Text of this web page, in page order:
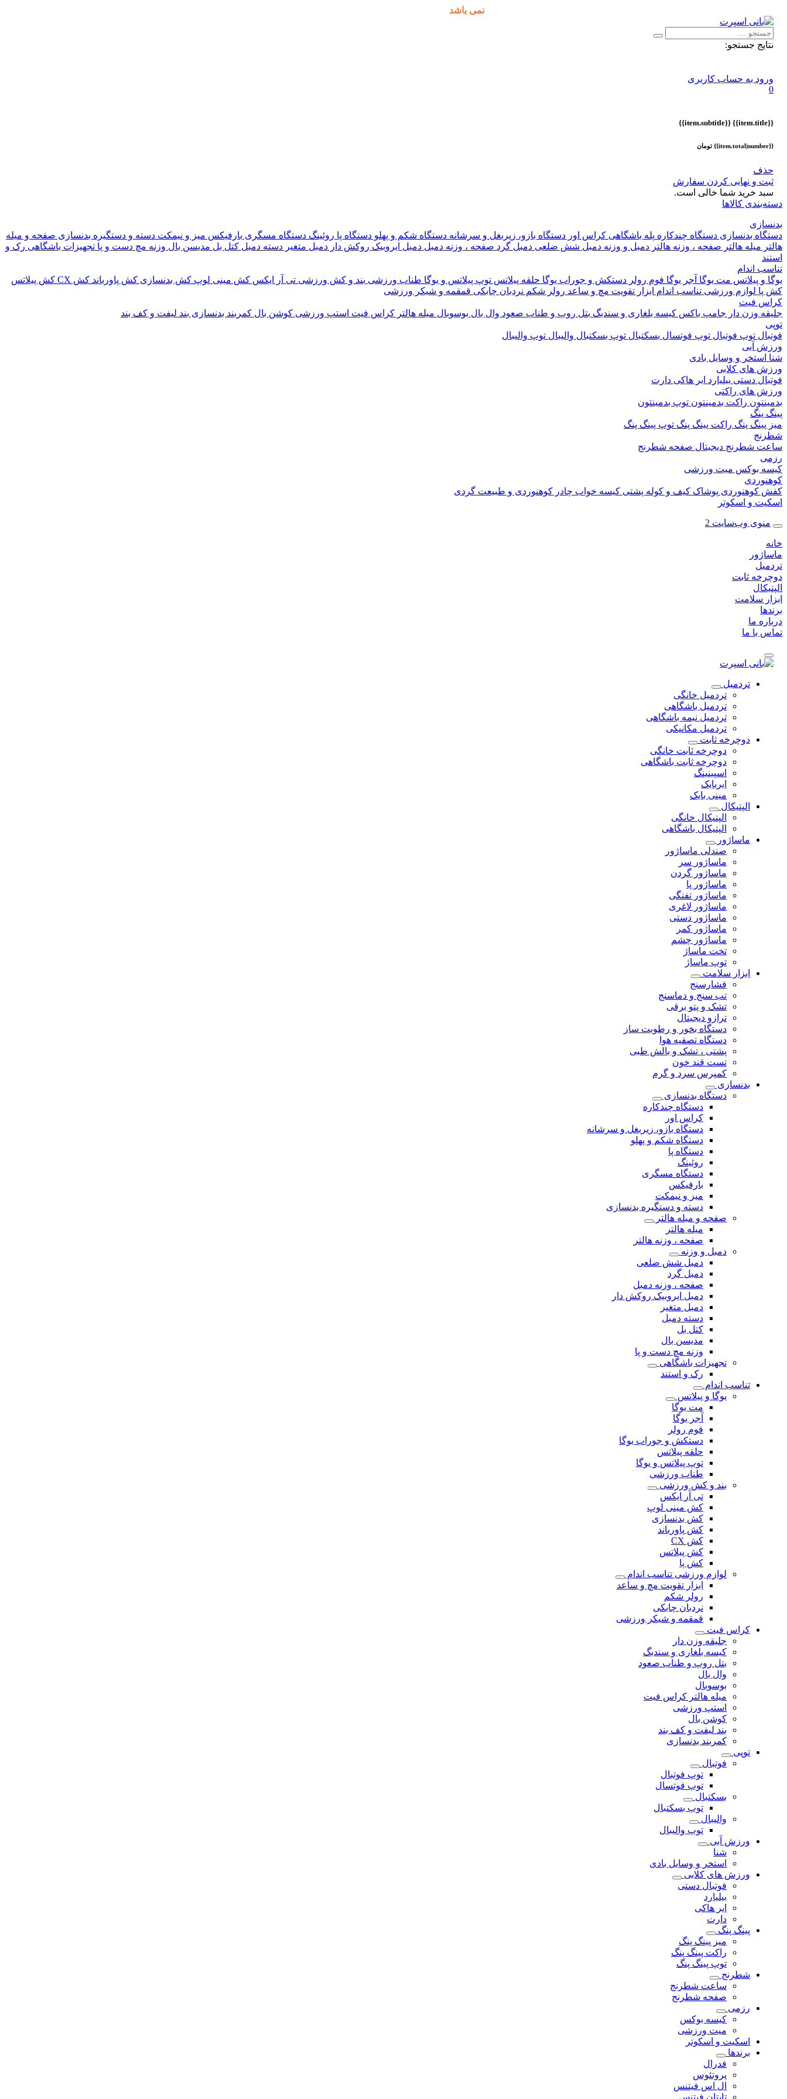
نمی باشد
نتایج جستجو:
ورود به حساب کاربری
0
{{item.title}}
{{item.subtitle}}
{{item.total|number}} تومان
حذف
ثبت و نهایی کردن سفارش
سبد خرید شما خالی است.
دسته‌بندی کالاها
بدنسازی
دستگاه بدنسازی دستگاه چندکاره پله باشگاهی کراس اور دستگاه بازو، زیربغل و سرشانه دستگاه شکم و پهلو دستگاه پا روئینگ دستگاه مسگری بارفیکس میز و نیمکت دسته و دستگیره بدنسازی صفحه و میله
هالتر میله هالتر صفحه ، وزنه هالتر دمبل و وزنه دمبل شش ضلعی دمبل گرد صفحه ، وزنه دمبل دمبل ایروبیک روکش دار دمبل متغیر دسته دمبل کتل بل مدیسن بال وزنه مچ دست و پا تجهیزات باشگاهی رک و
استند
تناسب اندام
یوگا و پیلاتس مت یوگا آجر یوگا فوم رولر دستکش و جوراب یوگا حلقه پیلاتس توپ پیلاتس و یوگا طناب ورزشی بند و کش ورزشی تی آر ایکس کش مینی لوپ کش بدنسازی کش پاورباند کش CX
کش پیلاتس
کش پا لوازم ورزشی تناسب اندام ابزار تقویت مچ و ساعد رولر شکم نردبان چابکی قمقمه و شیکر ورزشی
کراس فیت
جلیقه وزن دار جامپ باکس کیسه بلغاری و سندبگ بتل روپ و طناب صعود وال بال بوسوبال میله هالتر کراس فیت استپ ورزشی کوشن بال کمربند بدنسازی بند لیفت و کف بند
توپی
فوتبال توپ فوتبال توپ فوتسال بسکتبال توپ بسکتبال والیبال توپ والیبال
ورزش آبی
شنا استخر و وسایل بادی
ورزش های کلابی
فوتبال دستی بیلیارد ایر هاکی دارت
ورزش های راکتی
بدمینتون راکت بدمینتون توپ بدمینتون
پینگ پنگ
میز پینگ پنگ راکت پینگ پنگ توپ پینگ پنگ
شطرنج
ساعت شطرنج دیجیتال صفحه شطرنج
رزمی
کیسه بوکس میت ورزشی
کوهنوردی
کفش کوهنوردی پوشاک کیف و کوله پشتی کیسه خواب چادر کوهنوردی و طبیعت گردی
اسکیت و اسکوتر
منوی وب‌سایت 2
خانه
ماساژور
تردمیل
دوچرخه ثابت
الپتیکال
ابزار سلامت
برندها
درباره ما
تماس با ما
تردمیل
تردمیل خانگی
تردمیل باشگاهی
تردمیل نیمه باشگاهی
تردمیل مکانیکی
دوچرخه ثابت
دوچرخه ثابت خانگی
دوچرخه ثابت باشگاهی
اسپینینگ
ایربایک
مینی بایک
الپتیکال
الپتیکال خانگی
الپتیکال باشگاهی
ماساژور
صندلی ماساژور
ماساژور سر
ماساژور گردن
ماساژور پا
ماساژور تفنگی
ماساژور لاغری
ماساژور دستی
ماساژور کمر
ماساژور چشم
تخت ماساژ
توپ ماساژ
ابزار سلامت
فشارسنج
تب سنج و دماسنج
تشک و پتو برقی
ترازو دیجیتال
دستگاه بخور و رطوبت ساز
دستگاه تصفیه هوا
پشتی ، تشک و بالش طبی
تست قند خون
کمپرس سرد و گرم
بدنسازی
دستگاه بدنسازی
دستگاه چندکاره
کراس اور
دستگاه بازو، زیربغل و سرشانه
دستگاه شکم و پهلو
دستگاه پا
روئینگ
دستگاه مسگری
بارفیکس
میز و نیمکت
دسته و دستگیره بدنسازی
صفحه و میله هالتر
میله هالتر
صفحه ، وزنه هالتر
دمبل و وزنه
دمبل شش ضلعی
دمبل گرد
صفحه ، وزنه دمبل
دمبل ایروبیک روکش دار
دمبل متغیر
دسته دمبل
کتل بل
مدیسن بال
وزنه مچ دست و پا
تجهیزات باشگاهی
رک و استند
تناسب اندام
یوگا و پیلاتس
مت یوگا
آجر یوگا
فوم رولر
دستکش و جوراب یوگا
حلقه پیلاتس
توپ پیلاتس و یوگا
طناب ورزشی
بند و کش ورزشی
تی آر ایکس
کش مینی لوپ
کش بدنسازی
کش پاورباند
کش CX
کش پیلاتس
کش پا
لوازم ورزشی تناسب اندام
ابزار تقویت مچ و ساعد
رولر شکم
نردبان چابکی
قمقمه و شیکر ورزشی
کراس فیت
جلیقه وزن دار
کیسه بلغاری و سندبگ
بتل روپ و طناب صعود
وال بال
بوسوبال
میله هالتر کراس فیت
استپ ورزشی
کوشن بال
بند لیفت و کف بند
کمربند بدنسازی
توپی
فوتبال
توپ فوتبال
توپ فوتسال
بسکتبال
توپ بسکتبال
والیبال
توپ والیبال
ورزش آبی
شنا
استخر و وسایل بادی
ورزش های کلابی
فوتبال دستی
بیلیارد
ایر هاکی
دارت
پینگ پنگ
میز پینگ پنگ
راکت پینگ پنگ
توپ پینگ پنگ
شطرنج
ساعت شطرنج
صفحه شطرنج
رزمی
کیسه بوکس
میت ورزشی
اسکیت و اسکوتر
برندها
فدرال
پروتئوس
ال اس فیتنس